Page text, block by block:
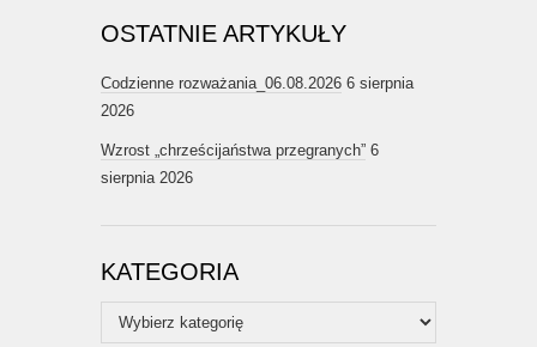
OSTATNIE ARTYKUŁY
Codzienne rozważania_06.08.2026 6 sierpnia
2026
Wzrost „chrześcijaństwa przegranych” 6
sierpnia 2026
KATEGORIA
Kategoria